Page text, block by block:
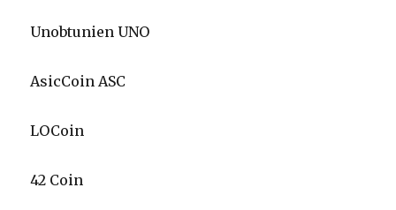
Unobtunien UNO
AsicCoin ASC
LOCoin
42 Coin